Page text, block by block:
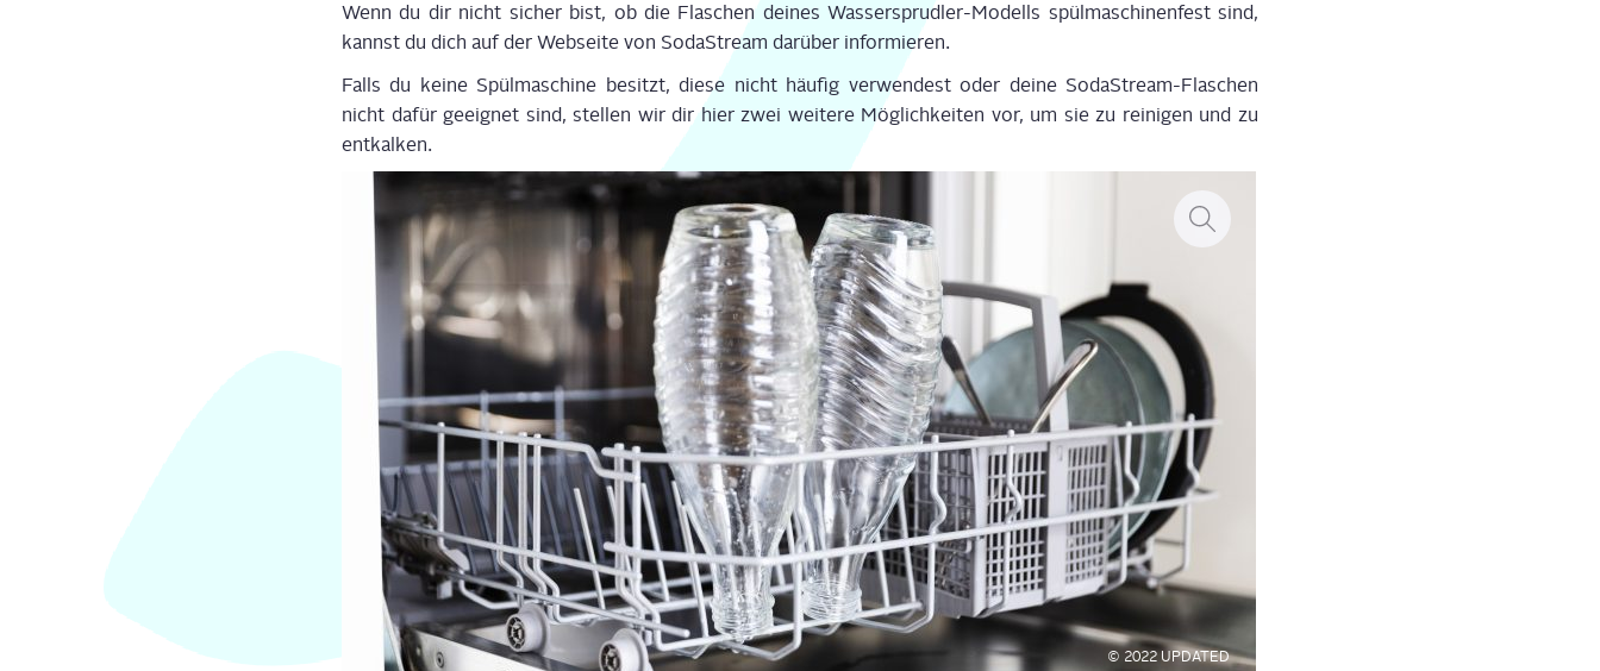
Wenn du dir nicht sicher bist, ob die Fla­schen dei­nes Was­ser­sprud­ler-Modells spül­ma­schi­nen­fest sind,
kannst du dich auf der Web­sei­te von Soda­Stream dar­über infor­mie­ren.
Falls du kei­ne Spül­ma­schi­ne besitzt, die­se nicht häu­fig ver­wen­dest oder dei­ne Soda­Stream-Fla­schen
nicht dafür geeig­net sind, stel­len wir dir hier zwei wei­te­re Mög­lich­kei­ten vor, um sie zu rei­ni­gen und zu
ent­kal­ken.
© 2022 UPDATED